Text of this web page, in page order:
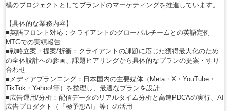
模のプロジェクトとしてブランドのマーケティングを推進しています。
【具体的な業務内容】
■英語フロント対応：クライアントのグローバルチームとの英語定例
MTGでの実績報告
■戦略立案・提案/折衝：クライアントの課題に応じた獲得最大化のため
の全体設計への参画、課題ヒアリングから具体的なプランの提案・すり
合わせ
■メディアプランニング：日本国内の主要媒体（Meta・X・YouTube・
TikTok・Yahoo!等）を整理し、最適なプランを設計
■広告運用/分析：配信データのリアルタイム分析と高速PDCAの実行、AI
広告プロダクト（「極予想AI」等）の活用